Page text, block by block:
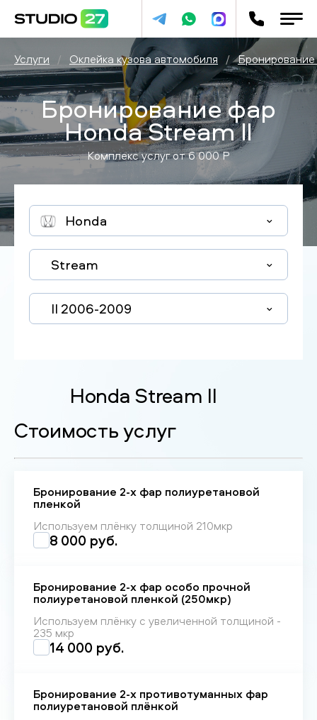
Услуги / Оклейка кузова автомобиля /
Бронирование фар
Honda Stream II
Комплекс услуг от6 000P
Honda
Stream
II 2006-2009
Honda Stream II
Стоимость услуг
Бронирование 2-х фар полиуретановой
пленкой
Используем плёнку толщиной 210мкр
8 000 руб.
Бронирование 2-х фар особо прочной
полиуретановой пленкой (250мкр)
Используем плёнку с увеличенной толщиной -
235 мкр
14 000 руб.
Бронирование 2-х противотуманных фар
полиуретановой плёнкой